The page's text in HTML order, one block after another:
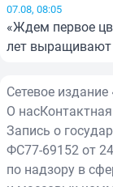
07.08, 08:05
«Ждем первое
лет
Сетевое
О нас
Запись о
ФС77-69152 от
по надзору в